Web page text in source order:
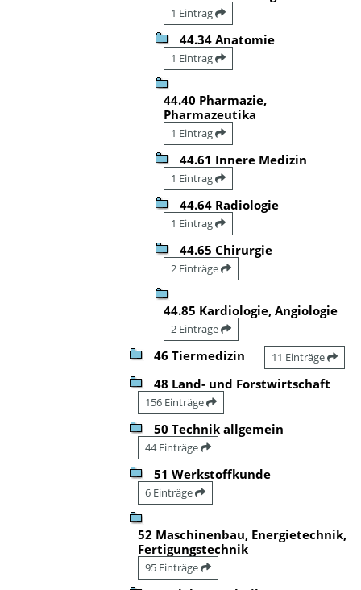
1 Eintrag
44.34 Anatomie
1 Eintrag
44.40 Pharmazie,
Pharmazeutika
1 Eintrag
44.61 Innere Medizin
1 Eintrag
44.64 Radiologie
1 Eintrag
44.65 Chirurgie
2 Einträge
44.85 Kardiologie, Angiologie
2 Einträge
46 Tiermedizin 11 Einträge
48 Land- und Forstwirtschaft
156 Einträge
50 Technik allgemein
44 Einträge
51 Werkstoffkunde
6 Einträge
52 Maschinenbau, Energietechnik,
Fertigungstechnik
95 Einträge